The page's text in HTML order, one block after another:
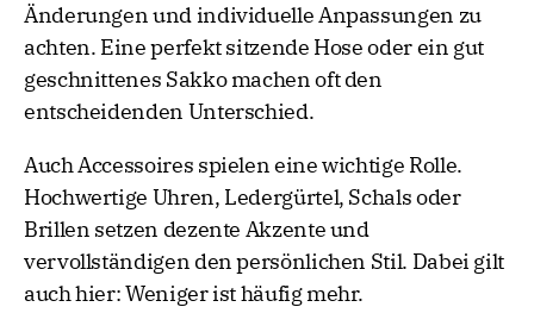
Änderungen und individuelle Anpassungen zu
achten. Eine perfekt sitzende Hose oder ein gut
geschnittenes Sakko machen oft den
entscheidenden Unterschied.
Auch Accessoires spielen eine wichtige Rolle.
Hochwertige Uhren, Ledergürtel, Schals oder
Brillen setzen dezente Akzente und
vervollständigen den persönlichen Stil. Dabei gilt
auch hier: Weniger ist häufig mehr.